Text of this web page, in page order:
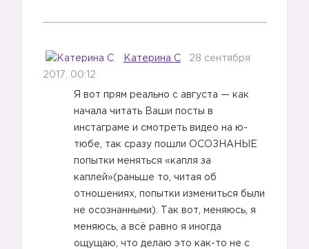
Катерина С 28 сентября
2017, 00:12
Я вот прям реально с августа — как
начала читать Ваши посты в
инстаграме и смотреть видео на ю-
тюбе, так сразу пошли ОСОЗНАНЫЕ
попытки меняться «капля за
каплей»(раньше то, читая об
отношениях, попытки измениться были
не осознанными). Так вот, меняюсь, я
меняюсь, а всё равно я иногда
ощущаю, что делаю это как-то не с